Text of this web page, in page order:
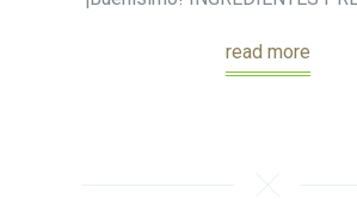
read more